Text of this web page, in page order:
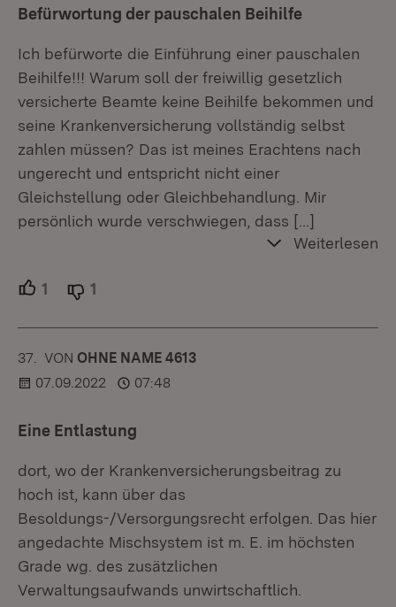
Befürwortung der pauschalen Beihilfe
Ich befürworte die Einführung einer pauschalen
Beihilfe!!! Warum soll der freiwillig gesetzlich
versicherte Beamte keine Beihilfe bekommen und
seine Krankenversicherung vollständig selbst
zahlen müssen? Das ist meines Erachtens nach
ungerecht und entspricht nicht einer
Gleichstellung oder Gleichbehandlung. Mir
persönlich wurde verschwiegen, dass […]
Weiterlesen
1 Unterstützer.
1
37. KOMMENTAR
VON :OHNE NAME 4613
07.09.2022
07:48
Eine Entlastung
dort, wo der Krankenversicherungsbeitrag zu
hoch ist, kann über das
Besoldungs-/Versorgungsrecht erfolgen. Das hier
angedachte Mischsystem ist m. E. im höchsten
Grade wg. des zusätzlichen
Verwaltungsaufwands unwirtschaftlich.